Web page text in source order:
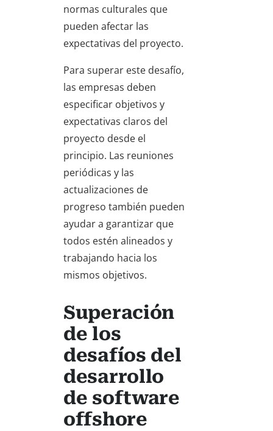
normas culturales que
pueden afectar las
expectativas del proyecto.
Para superar este desafío,
las empresas deben
especificar objetivos y
expectativas claros del
proyecto desde el
principio. Las reuniones
periódicas y las
actualizaciones de
progreso también pueden
ayudar a garantizar que
todos estén alineados y
trabajando hacia los
mismos objetivos.
Superación
de los
desafíos del
desarrollo
de software
offshore